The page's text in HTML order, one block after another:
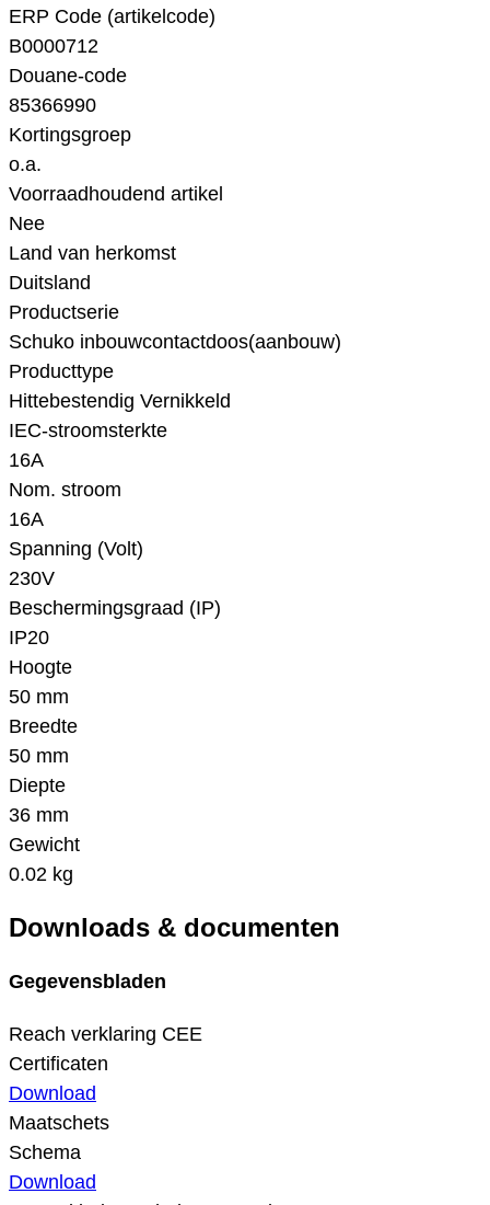
ERP Code (artikelcode)
B0000712
Douane-code
85366990
Kortingsgroep
o.a.
Voorraadhoudend artikel
Nee
Land van herkomst
Duitsland
Productserie
Schuko inbouwcontactdoos(aanbouw)
Producttype
Hittebestendig Vernikkeld
IEC-stroomsterkte
16A
Nom. stroom
16A
Spanning (Volt)
230V
Beschermingsgraad (IP)
IP20
Hoogte
50 mm
Breedte
50 mm
Diepte
36 mm
Gewicht
0.02 kg
Downloads & documenten
Gegevensbladen
Reach verklaring CEE
Certificaten
Download
Maatschets
Schema
Download